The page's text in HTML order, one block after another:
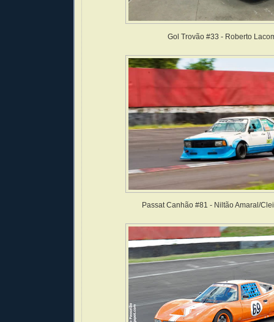
Gol Trovão #33 - Roberto
Passat Canhão #81 - Niltão Amaral/